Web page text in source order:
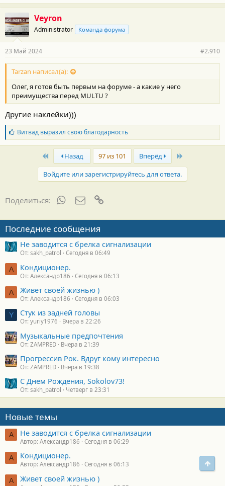
Veyron
Administrator Команда форума
23 Май 2024 #2.910
Tarzan написал(а):
Олег, я готов быть первым на форуме - а какие у него
преимущества перед MULTU ?
Другие наклейки)))
Б
л
а
о
т
и
:
Витвадвыразил свою благодарность
First Назад 97 из 101 Вперёд Last
Войдите или зарегистрируйтесь для ответа.
Поделиться: WhatsAppЭлектронная почта
Последние сообщения
Не заводится с брелка сигнализации
От: sakh_patrol Сегодня в 06:49
А Кондиционер.
От: Александр186 Сегодня в 06:13
А Живет своей жизнью )
От: Александр186 Сегодня в 06:03
Y Стук из задней головы
От: yuriy1976 Вчера в 22:26
Музыкальные предпочтения
От: ZAMPRED Вчера в 21:39
Прогрессив Рок. Вдруг кому интересно
От: ZAMPRED Вчера в 19:38
С Днем Рождения, Sokolov73!
От: sakh_patrol Четверг в 23:31
Новые темы
А Не заводится с брелка сигнализации
Автор: Александр186 Сегодня в 06:29
А Кондиционер.
Автор: Александр186 Сегодня в 06:13
А Живет своей жизнью )